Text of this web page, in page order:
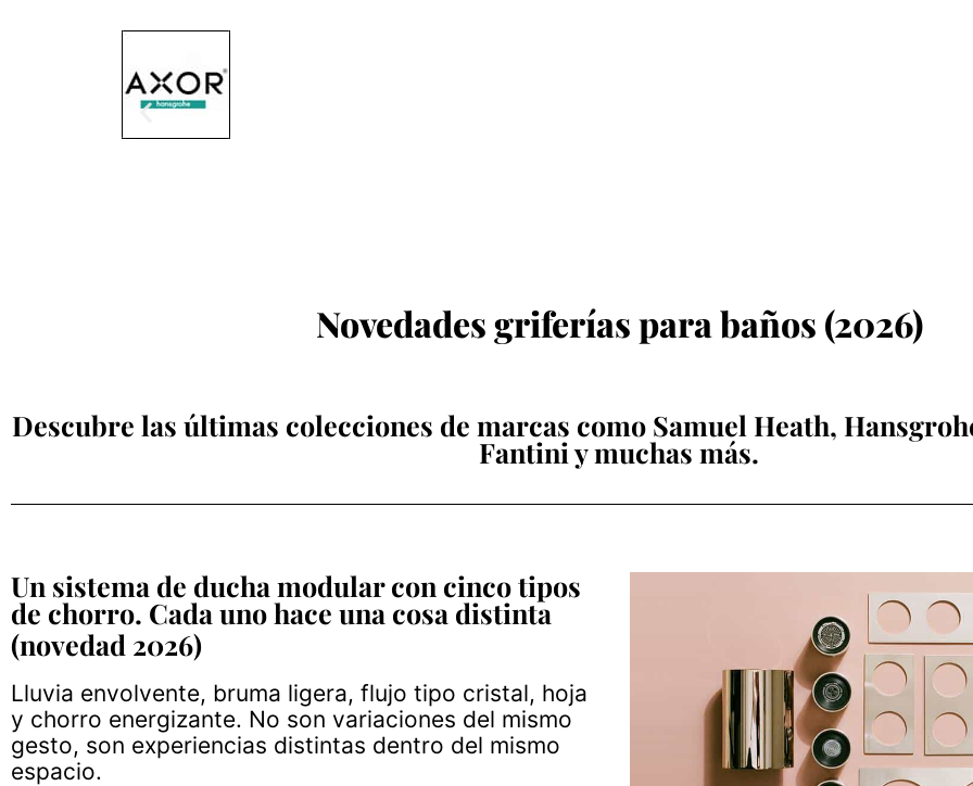
Novedades griferías para baños (2026)
Descubre las últimas colecciones de marcas como Samuel Heath,
Fantini y muchas más.
Un sistema de ducha modular con cinco tipos
de chorro. Cada uno hace una cosa distinta
(novedad 2026)
Lluvia envolvente, bruma ligera, flujo tipo cristal, hoja
y chorro energizante. No son variaciones del mismo
gesto, son experiencias distintas dentro del mismo
espacio.